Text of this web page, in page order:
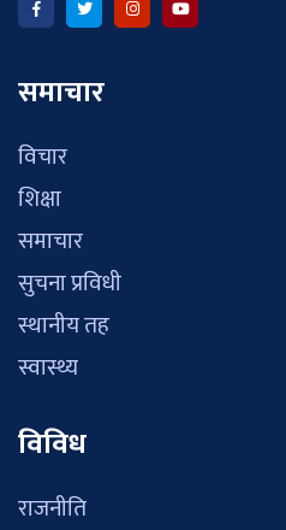
समाचार
विचार
शिक्षा
समाचार
सुचना प्रविधी
स्थानीय तह
स्वास्थ्य
विविध
राजनीति